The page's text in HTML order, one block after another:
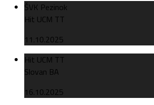
ŠVK Pezinok
Hit UCM TT
11.10.2025
Hit UCM TT
Slovan BA
16.10.2025